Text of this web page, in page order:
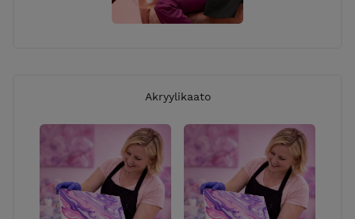
Akryylikaato